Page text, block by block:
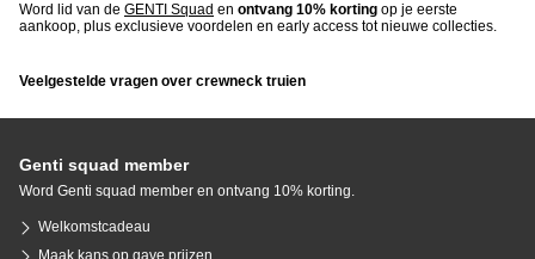
Word lid van de GENTI Squad en ontvang 10% korting op je eerste
aankoop, plus exclusieve voordelen en early access tot nieuwe collecties.
Veelgestelde vragen over crewneck truien
Genti squad member
Word Genti squad member en ontvang 10% korting.
Welkomstcadeau
Maak kans op gave prijzen